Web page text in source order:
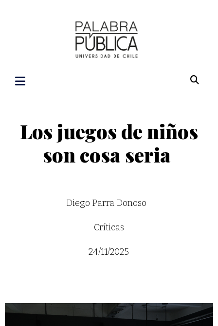
Los juegos de niños
son cosa seria
Diego Parra Donoso
Críticas
24/11/2025